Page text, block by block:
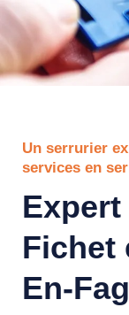
Un serrurier
services en
Fichet
En-